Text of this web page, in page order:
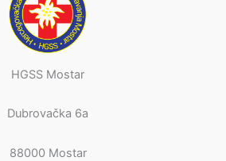
HGSS Mostar
Dubrovačka 6a
88000 Mostar